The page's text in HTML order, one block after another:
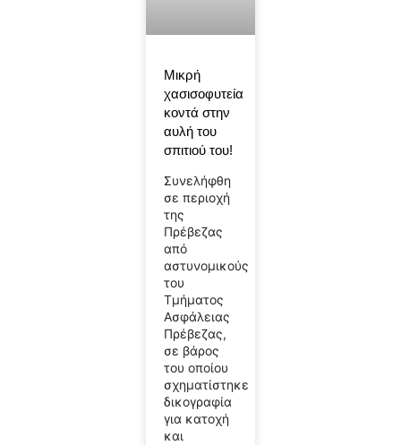
Μικρή
χασισοφυτεία
κοντά στην
αυλή του
σπιτιού του!
Συνελήφθη
σε περιοχή
της
Πρέβεζας
από
αστυνομικούς
του
Τμήματος
Ασφάλειας
Πρέβεζας,
σε βάρος
του οποίου
σχηματίστηκε
δικογραφία
για κατοχή
και